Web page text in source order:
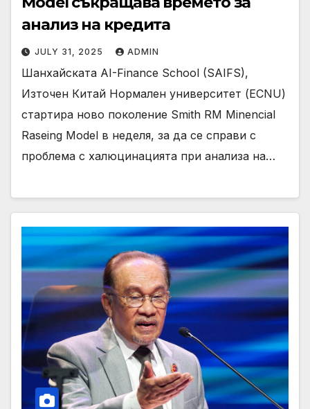
анализ на кредита
JULY 31, 2025 ADMIN
Шанхайската AI-Finance School (SAIFS),
Източен Китай Нормален университет (ECNU)
стартира ново поколение Smith RM Minencial
Raseing Model в неделя, за да се справи с
проблема с халюцинацията при анализа на…